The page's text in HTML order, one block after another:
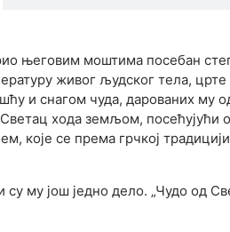
његовим моштима посебан
живог људског тела,
и снагом чуда, дарованих му
хода земљом, посећујући
које се према грчкој
му још једно дело. „Чудо од